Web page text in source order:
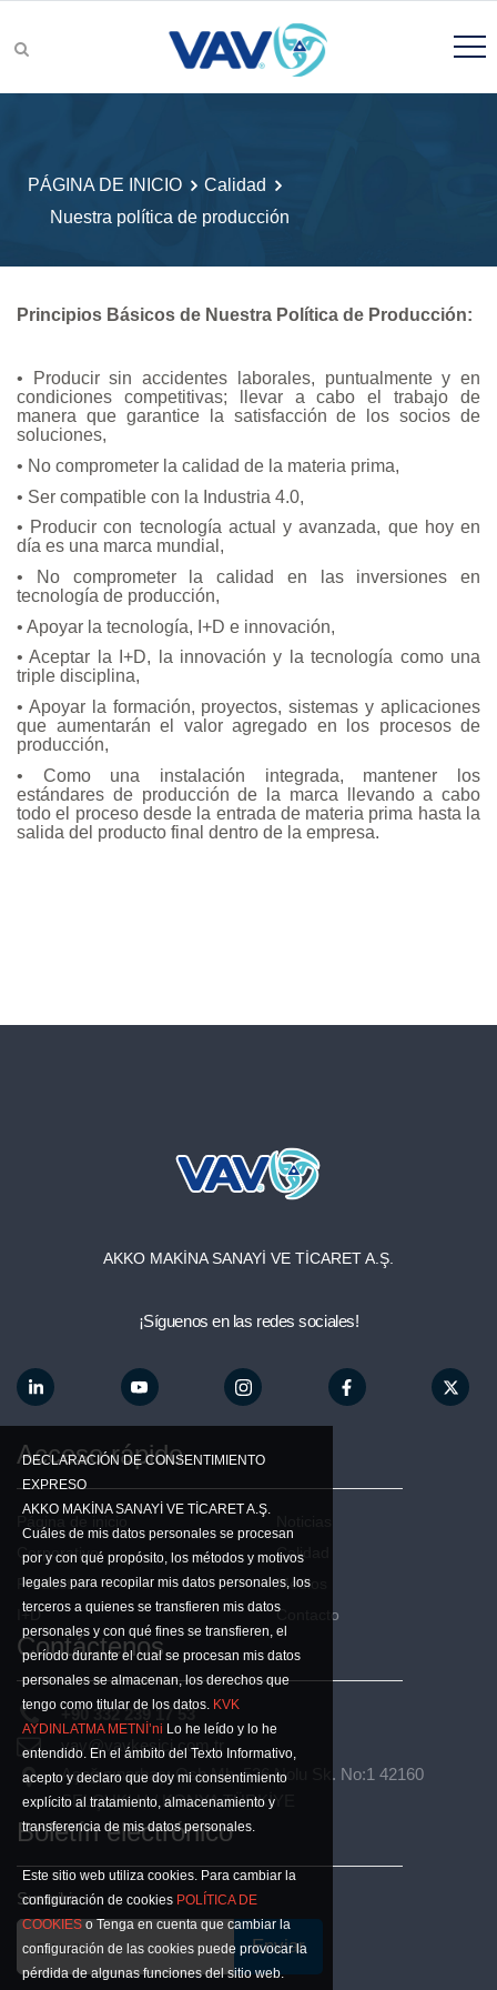
grupos de productos
I&D
Compañía
Medios de comunicación
Academia
account_circle
PÁGINA DE INICIO
Calidad
Nuestra política de producción
Principios Básicos de Nuestra Política de Producción:
• Producir sin accidentes laborales, puntualmente y en
condiciones competitivas; llevar a cabo el trabajo de
manera que garantice la satisfacción de los socios de
soluciones,
• No comprometer la calidad de la materia prima,
• Ser compatible con la Industria 4.0,
• Producir con tecnología actual y avanzada, que hoy en
día es una marca mundial,
• No comprometer la calidad en las inversiones en
tecnología de producción,
• Apoyar la tecnología, I+D e innovación,
• Aceptar la I+D, la innovación y la tecnología como una
triple disciplina,
• Apoyar la formación, proyectos, sistemas y aplicaciones
que aumentarán el valor agregado en los procesos de
producción,
• Como una instalación integrada, mantener los
estándares de producción de la marca llevando a cabo
todo el proceso desde la entrada de materia prima hasta la
salida del producto final dentro de la empresa.
AKKO MAKİNA SANAYİ VE TİCARET A.Ş.
¡Síguenos en las redes sociales!
Acceso rápido
Corporativo
Productos
I+D
Calidad
Medios
Contacto
Contáctenos
+90 332 239 17 53
vav@vavkesici.com.tr
Aşağıpınarbaşı Osb Mh. 526 Nolu Sk. No:1 42160
SELÇUKLU / KONYA TÜRKİYE
Boletín electrónico
Suscribir
E-Mail Enviar
DECLARACIÓN DE CONSENTIMIENTO
EXPRESO
AKKO MAKİNA SANAYİ VE TİCARET A.Ş.
Cuáles de mis datos personales se procesan
por y con qué propósito, los métodos y motivos
legales para recopilar mis datos personales, los
terceros a quienes se transfieren mis datos
personales y con qué fines se transfieren, el
período durante el cual se procesan mis datos
personales se almacenan, los derechos que
tengo como titular de los datos. KVK
AYDINLATMA METNİ’ni Lo he leído y lo he
entendido. En el ámbito del Texto Informativo,
acepto y declaro que doy mi consentimiento
explícito al tratamiento, almacenamiento y
transferencia de mis datos personales.
Este sitio web utiliza cookies. Para cambiar la
configuración de cookies POLÍTICA DE
COOKIES o Tenga en cuenta que cambiar la
configuración de las cookies puede provocar la
pérdida de algunas funciones del sitio web.